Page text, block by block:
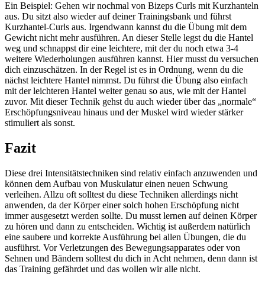
Ein Beispiel: Gehen wir nochmal von Bizeps Curls mit Kurzhanteln
aus. Du sitzt also wieder auf deiner Trainingsbank und führst
Kurzhantel-Curls aus. Irgendwann kannst du die Übung mit dem
Gewicht nicht mehr ausführen. An dieser Stelle legst du die Hantel
weg und schnappst dir eine leichtere, mit der du noch etwa 3-4
weitere Wiederholungen ausführen kannst. Hier musst du versuchen
dich einzuschätzen. In der Regel ist es in Ordnung, wenn du die
nächst leichtere Hantel nimmst. Du führst die Übung also einfach
mit der leichteren Hantel weiter genau so aus, wie mit der Hantel
zuvor. Mit dieser Technik gehst du auch wieder über das „normale“
Erschöpfungsniveau hinaus und der Muskel wird wieder stärker
stimuliert als sonst.
Fazit
Diese drei Intensitätstechniken sind relativ einfach anzuwenden und
können dem Aufbau von Muskulatur einen neuen Schwung
verleihen. Allzu oft solltest du diese Techniken allerdings nicht
anwenden, da der Körper einer solch hohen Erschöpfung nicht
immer ausgesetzt werden sollte. Du musst lernen auf deinen Körper
zu hören und dann zu entscheiden. Wichtig ist außerdem natürlich
eine saubere und korrekte Ausführung bei allen Übungen, die du
ausführst. Vor Verletzungen des Bewegungsapparates oder von
Sehnen und Bändern solltest du dich in Acht nehmen, denn dann ist
das Training gefährdet und das wollen wir alle nicht.